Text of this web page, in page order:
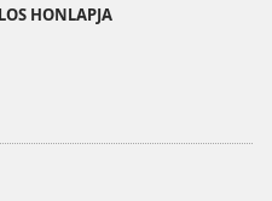
HONLAPJA